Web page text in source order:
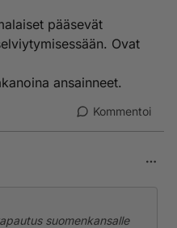
!
pääsevät
Ovat
ansainneet.
Kommentoi
suomenkansalle